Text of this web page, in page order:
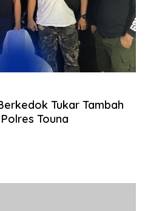
Tukar Tambah
Touna